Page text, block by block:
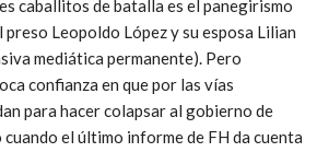
caballitos de batalla es el panegirismo
Leopoldo López y su esposa Lilian
mediática permanente). Pero
confianza en que por las vías
para hacer colapsar al gobierno de
el último informe de FH da cuenta